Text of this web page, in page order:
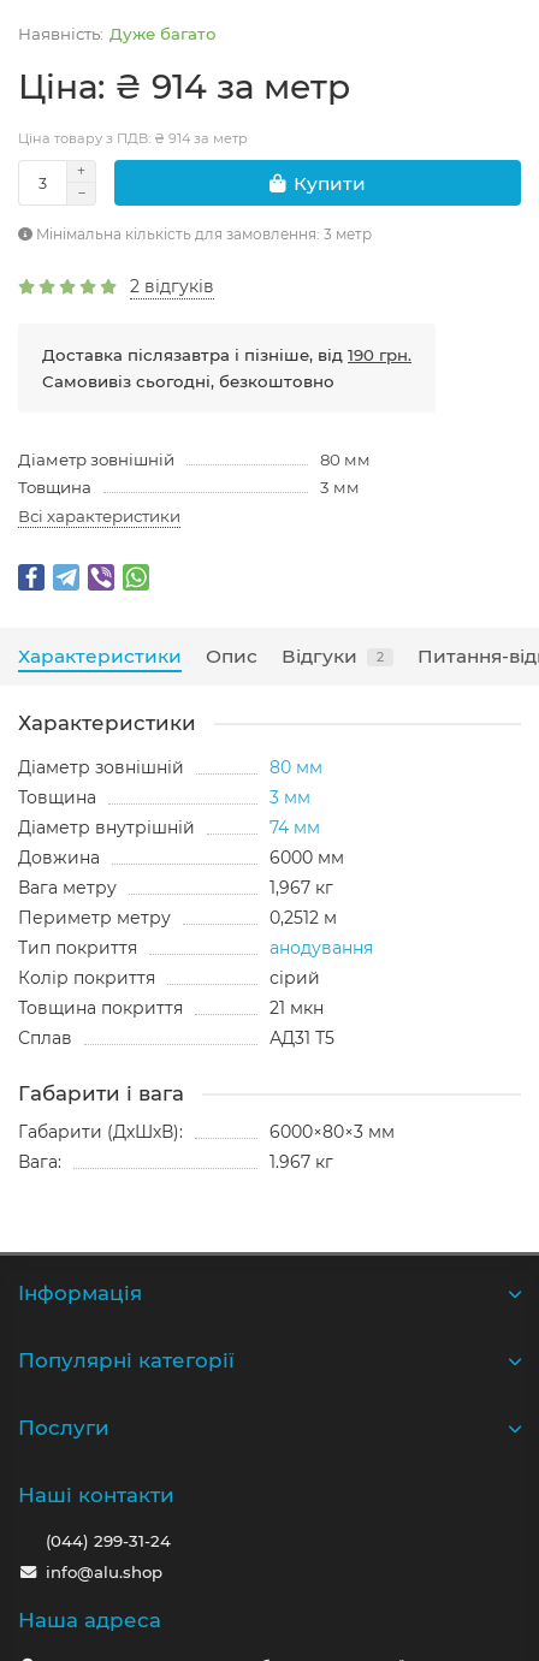
Дуже багато
Цiна: ₴ 914 за метр
Ціна товару з ПДВ: ₴ 914 за метр
Купити
Мінімальна кількість для замовлення: 3 метр
2 відгуків
Доставка післязавтра і пізніше, від 190 грн.
Самовивіз сьогодні, безкоштовно
Діаметр зовнішній
80 мм
Товщина
3 мм
Всі характеристики
Характеристики Опис Відгуки 2 Питання-
Характеристики
Діаметр зовнішній
80 мм
Товщина
3 мм
Діаметр внутрішній
74 мм
Довжина
6000 мм
Вага метру
1,967 кг
Периметр метру
0,2512 м
Тип покриття
анодування
Колір покриття
сірий
Товщина покриття
21 мкн
Сплав
АД31 Т5
Габарити і вага
Габарити (ДхШхВ):
6000×80×3 мм
Вага:
1.967 кг
Iнформація
Популярні категорії
Послуги
Наші контакти
(044) 299-31-24
info@alu.shop
Наша адреса